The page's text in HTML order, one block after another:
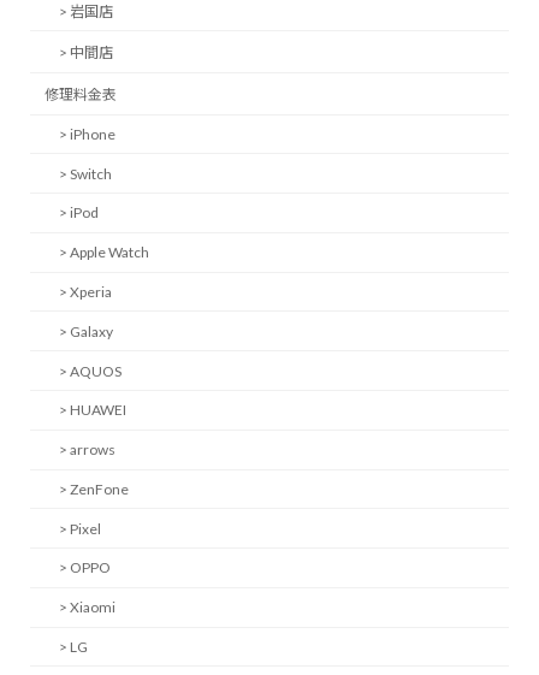
> 岩国店
> 中間店
修理料金表
> iPhone
> Switch
> iPod
> Apple Watch
> Xperia
> Galaxy
> AQUOS
> HUAWEI
> arrows
> ZenFone
> Pixel
> OPPO
> Xiaomi
> LG